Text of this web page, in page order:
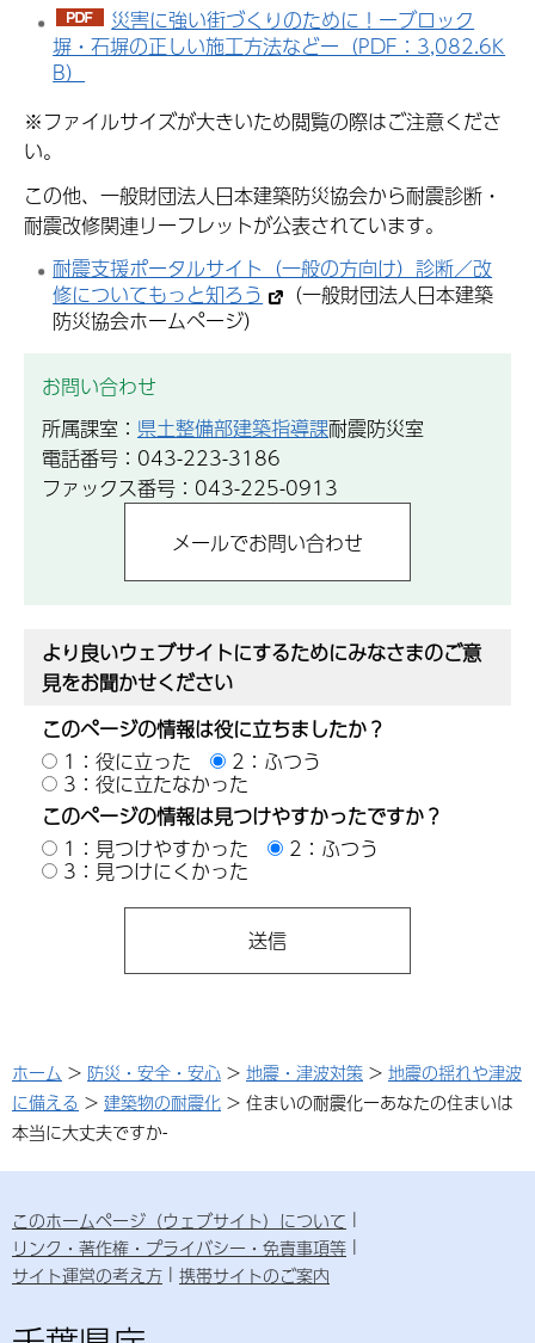
災害に強い街づくりのために！ーブロック
塀・石塀の正しい施工方法などー（PDF：3,082.6K
B）
※ファイルサイズが大きいため閲覧の際はご注意くださ
い。
この他、一般財団法人日本建築防災協会から耐震診断・
耐震改修関連リーフレットが公表されています。
耐震支援ポータルサイト（一般の方向け）診断／改
修についてもっと知ろう
（一般財団法人日本建築
防災協会ホームページ）
お問い合わせ
所属課室： 県土整備部建築指導課耐震防災室
電話番号：043-223-3186
ファックス番号：043-225-0913
より良いウェブサイトにするためにみなさまのご意
見をお聞かせください
このページの情報は役に立ちましたか？
1：役に立った
2：ふつう
3：役に立たなかった
このページの情報は見つけやすかったですか？
1：見つけやすかった
2：ふつう
3：見つけにくかった
ホーム > 防災・安全・安心 > 地震・津波対策 > 地震の揺れや津波
に備える > 建築物の耐震化 > 住まいの耐震化ーあなたの住まいは
本当に大丈夫ですか-
このホームページ（ウェブサイト）について
リンク・著作権・プライバシー・免責事項等
サイト運営の考え方
携帯サイトのご案内